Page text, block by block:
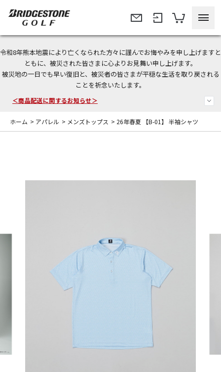
令和8年熊本地震により亡くなられた方々に謹んでお悔やみを申し上げますと
ともに、被災された皆さまに心よりお見舞い申し上げます。
被災地の一日でも早い復旧と、被災者の皆さまが平穏な生活を取り戻される
ことを祈念いたします。
今なら新規会員登録で1,000円OFFクーポンプレゼント！
＜夏季休暇中のご注文・発送・お問い合わせ＞
ホーム > アパレル > メンズトップス > 26年春夏 【B-01】 半袖シャツ